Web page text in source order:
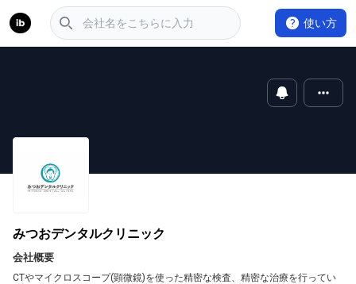
使い方
みつおデンタルクリニック
会社概要
CTやマイクロスコープ(顕微鏡)を使った精密な検査、精密な治療を行ってい